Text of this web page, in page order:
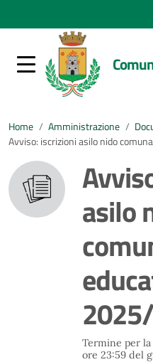
Home / Amministrazione /
Avviso: iscrizioni asilo nido
asilo
Termine per
ore 23:59 del